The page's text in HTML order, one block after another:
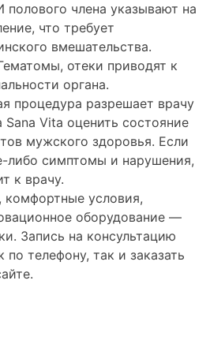
полового члена указывают на
что требует
вмешательства.
отеки приводят к
органа.
процедура разрешает врачу
Vita оценить состояние
мужского здоровья. Если
либо симптомы и нарушения,
к врачу.
комфортные условия,
оборудование —
Запись на консультацию
телефону, так и заказать